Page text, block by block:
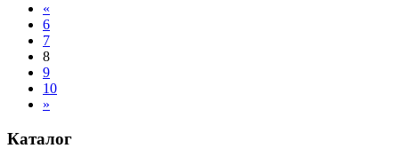
«
6
7
8
9
10
»
Каталог